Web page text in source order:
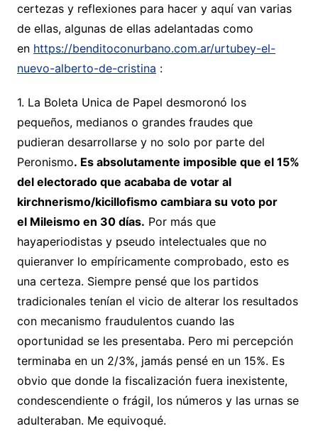
certezas y reflexiones para hacer y aquí van varias
de ellas, algunas de ellas adelantadas como
en https://benditoconurbano.com.ar/urtubey-el-
nuevo-alberto-de-cristina :
1. La Boleta Unica de Papel desmoronó los
pequeños, medianos o grandes fraudes que
pudieran desarrollarse y no solo por parte del
Peronismo. Es absolutamente imposible que el 15%
del electorado que acababa de votar al
kirchnerismo/kicillofismo cambiara su voto por
el Mileismoen 30 días. Por más que
hayaperiodistas y pseudo intelectuales que no
quieranver lo empíricamente comprobado, esto es
una certeza. Siempre pensé que los partidos
tradicionales tenían el vicio de alterar los resultados
con mecanismo fraudulentos cuando las
oportunidad se les presentaba. Pero mi percepción
terminaba en un 2/3%, jamás pensé en un 15%. Es
obvio que donde la fiscalización fuera inexistente,
condescendiente o frágil, los números y las urnas se
adulteraban. Me equivoqué.